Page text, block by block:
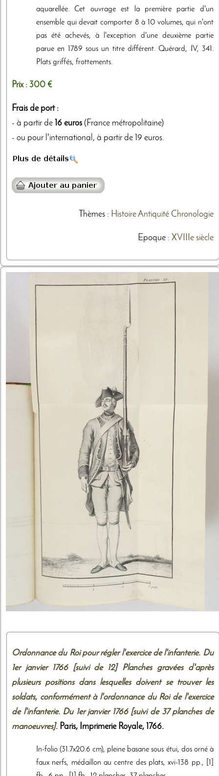
aquarellée. Cet ouvrage est la première partie d'un
ensemble qui devait comporter 8 à 10 volumes, qui n'ont
pas été achevés, à l'exception d'une deuxième partie
parue en 1789 sous un titre différent. Quérard, IV, 341.
Plats griffés, frottements.
Prix : 300 €
Frais de port :
- à partir de 16 euros (France métropolitaine)
- ou pour l'international, à partir de 19 euros.
Thèmes: HistoireAntiquité Chronologie
Epoque : XVIIIe siècle
Ordonnance du Roi pour régler l'exercice de l'infanterie. Du
1er janvier 1766 [suivi de 12] Planches gravées d'après
plusieurs positions dans lesquelles doivent se trouver les
soldats, conformément à l'ordonnance du Roi de l'exercice
de l'infanterie. Du 1er janvier 1766 [suivi de 37 planches de
manoeuvres]. Paris, Imprimerie Royale, 1766.
In-folio (31.7x20.6 cm), pleine basane sous étui, dos orné à
faux nerfs, médaillon au centre des plats, xvi-138 pp., [1]